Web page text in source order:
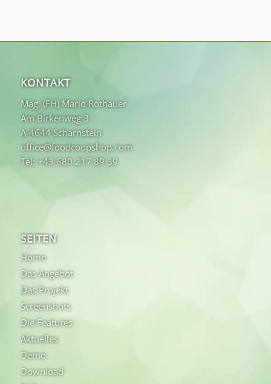
KONTAKT
Mag. (FH) Mario Rothauer
Am Birkenweg 3
A-4644 Scharnstein
office@foodcoopshop.com
Tel: +43 680 217 89 39
SEITEN
Home
Das Angebot
Das Projekt
Screenshots
Die Features
Aktuelles
Demo
Download